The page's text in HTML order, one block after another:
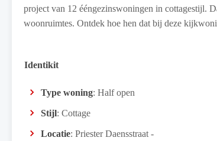
project van 12 ééngezinswoningen in cottagestijl.
woonruimtes. Ontdek hoe hen dat bij deze
Identikit
Type woning: Half open
Stijl: Cottage
Locatie: Priester Daensstraat -